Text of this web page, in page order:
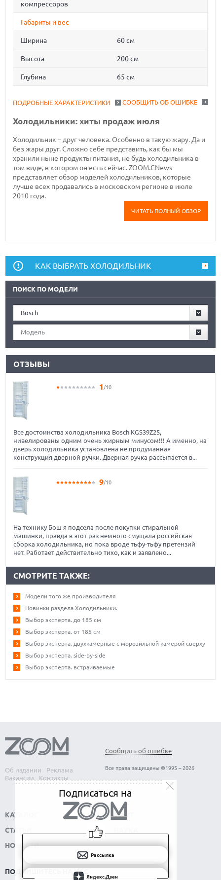
компрессоров
Габариты и вес
Ширина 60 см
Высота 200 см
Глубина 65 см
СООБЩИТЬ ОБ ОШИБКЕ
ПОДРОБНЫЕ ХАРАКТЕРИСТИКИ
Холодильники: хиты продаж июля
Холодильник – друг человека. Особенно в такую жару. Да и
без жары друг. Сложно себе представить, как бы мы
хранили ныне продукты питания, не будь холодильника в
том виде, в котором он есть сейчас. ZOOM.CNews
представляет обзор моделей холодильников, которые
лучше всех продавались в московском регионе в июле
2010 года.
ЧИТАТЬ ПОЛНЫЙ ОБЗОР
КАК ВЫБРАТЬ ХОЛОДИЛЬНИК
ПОИСК ПО МОДЕЛИ
Bosch
Модель
ОТЗЫВЫ
1/10
Все достоинства холодильника Bosch KGS39Z25,
нивелированы одним очень жирным минусом!!! А именно, на
дверь холодильника установлена не продуманная
конструкция дверной ручки. Дверная ручка рассыпается в...
9/10
На технику Бош я подсела после покупки стиральной
машинки, правда в этот раз немного смущала российская
сборка холодильника, но пока вроде тьфу-тьфу претензий
нет. Работает действительно тихо, как и заявлено...
СМОТРИТЕ ТАКЖЕ:
Модели того же производителя
Новинки раздела Холодильники.
Выбор эксперта. до 185 см
Выбор эксперта. от 185 см
Выбор эксперта. двухкамерные с морозильной камерой сверху
Выбор эксперта. side-by-side
Выбор эксперта. встраиваемые
Об издании
Реклама
Вакансии
Контакты
Сообщить об ошибке
Все права защищены ©1995 – 2026
КАТАЛОГ
СТАТЬИ
НОВОСТИ
СОФТ
ПОДПИШИТЕСЬ НА НАС
Подписаться на
Рассылка
Яндекс.Дзен